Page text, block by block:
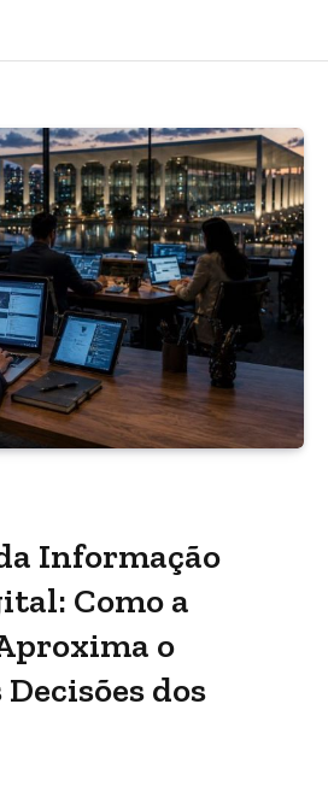
Informação
Como a
o
dos